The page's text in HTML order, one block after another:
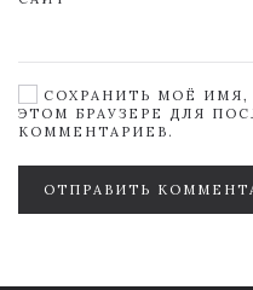
СОХРАНИТЬ МОЁ ИМЯ,
ЭТОМ БРАУЗЕРЕ ДЛЯ
КОММЕНТАРИЕВ.
ОТПРАВИТЬ